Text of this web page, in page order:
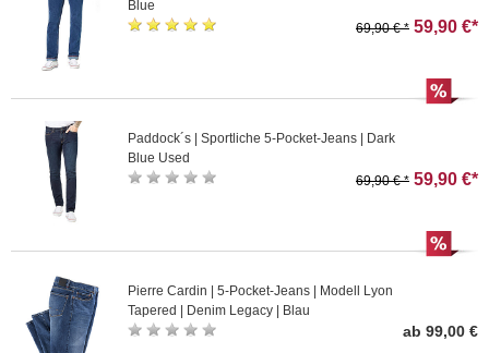
Blue
69,90 € * 59,90 €*
Paddock´s | Sportliche 5-Pocket-Jeans | Dark
Blue Used
69,90 € * 59,90 €*
Pierre Cardin | 5-Pocket-Jeans | Modell Lyon
Tapered | Denim Legacy | Blau
ab 99,00 €